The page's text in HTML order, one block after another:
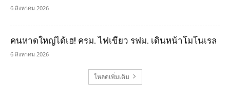
6 สิงหาคม 2026
คนหาดใหญ่ได้เฮ! ครม. ไฟเขียว รฟม. เดินหน้าโมโนเรล
6 สิงหาคม 2026
โหลดเพิ่มเติม